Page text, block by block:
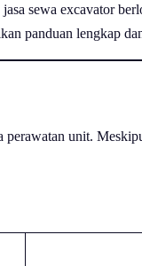
sewa excavator
panduan lengkap
unit.